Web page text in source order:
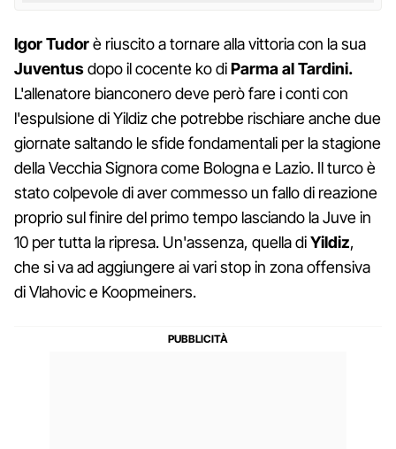
Igor Tudorè riuscito a tornare alla vittoria con la sua
Juventusdopo il cocente ko diParma al Tardini.
L'allenatore bianconero deve però fare i conti con
l'espulsione di Yildiz che potrebbe rischiare anche due
giornate saltando le sfide fondamentali per la stagione
della Vecchia Signora come Bologna e Lazio. Il turco è
stato colpevole di aver commesso un fallo di reazione
proprio sul finire del primo tempo lasciando la Juve in
10 per tutta la ripresa. Un'assenza, quella diYildiz,
che si va ad aggiungere ai vari stop in zona offensiva
di Vlahovic e Koopmeiners.